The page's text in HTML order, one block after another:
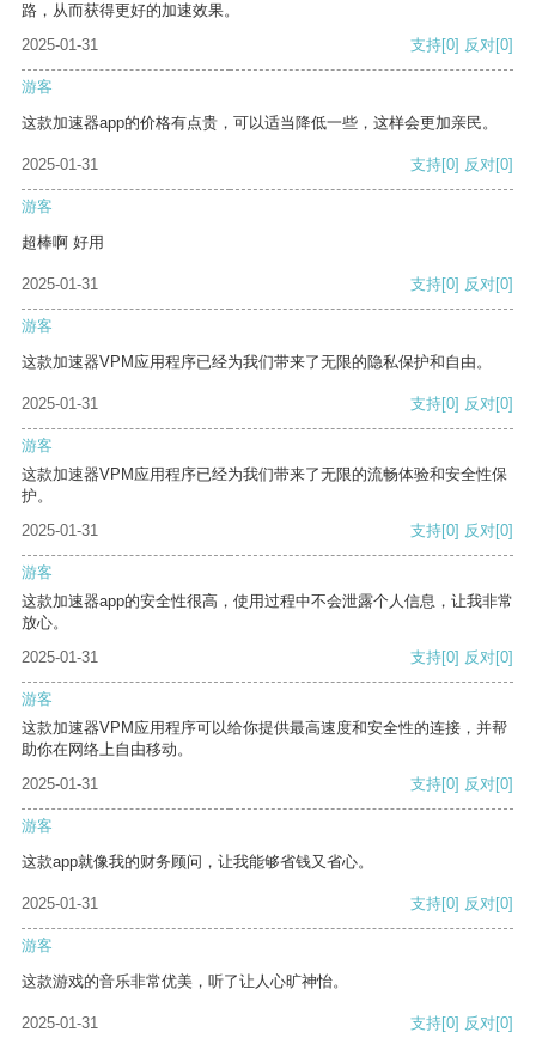
路，从而获得更好的加速效果。
2025-01-31
支持[0] 反对[0]
游客
这款加速器app的价格有点贵，可以适当降低一些，这样会更加亲民。
2025-01-31 支持[0] 反对[0]
游客
超棒啊 好用
2025-01-31 支持[0] 反对[0]
游客
这款加速器VPM应用程序已经为我们带来了无限的隐私保护和自由。
2025-01-31 支持[0] 反对[0]
游客
这款加速器VPM应用程序已经为我们带来了无限的流畅体验和安全性保
护。
2025-01-31
支持[0] 反对[0]
游客
这款加速器app的安全性很高，使用过程中不会泄露个人信息，让我非常
放心。
2025-01-31
支持[0] 反对[0]
游客
这款加速器VPM应用程序可以给你提供最高速度和安全性的连接，并帮
助你在网络上自由移动。
2025-01-31
支持[0] 反对[0]
游客
这款app就像我的财务顾问，让我能够省钱又省心。
2025-01-31 支持[0] 反对[0]
游客
这款游戏的音乐非常优美，听了让人心旷神怡。
2025-01-31 支持[0] 反对[0]